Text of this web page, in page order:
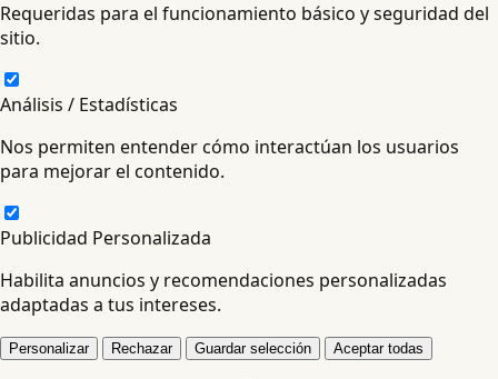
Requeridas para el funcionamiento básico y seguridad del
sitio.
Análisis / Estadísticas
Nos permiten entender cómo interactúan los usuarios
para mejorar el contenido.
Publicidad Personalizada
Habilita anuncios y recomendaciones personalizadas
adaptadas a tus intereses.
Personalizar Rechazar Guardar selección Aceptar todas